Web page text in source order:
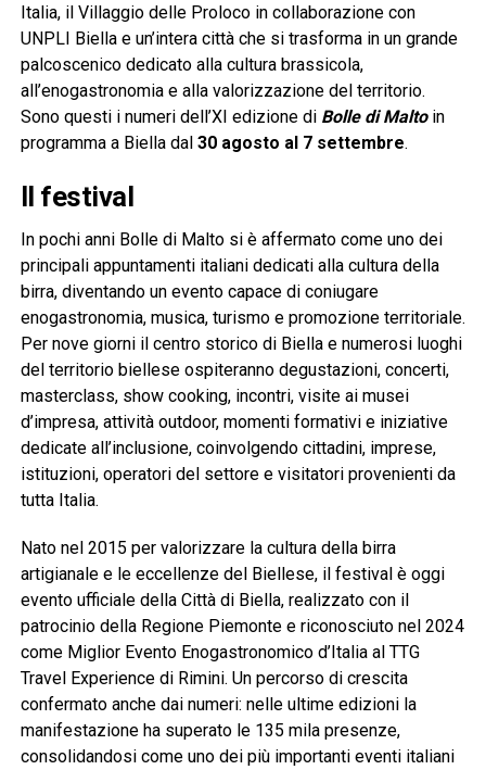
Italia, il Villaggio delle Proloco in collaborazione con
UNPLI Biella e un’intera città che si trasforma in un grande
palcoscenico dedicato alla cultura brassicola,
all’enogastronomia e alla valorizzazione del territorio.
Sono questi i numeri dell’XI edizione di Bolle di Maltoin
programma a Biella dal 30 agosto al 7 settembre.
Il festival
In pochi anni Bolle di Malto si è affermato come uno dei
principali appuntamenti italiani dedicati alla cultura della
birra, diventando un evento capace di coniugare
enogastronomia, musica, turismo e promozione territoriale.
Per nove giorni il centro storico di Biella e numerosi luoghi
del territorio biellese ospiteranno degustazioni, concerti,
masterclass, show cooking, incontri, visite ai musei
d’impresa, attività outdoor, momenti formativi e iniziative
dedicate all’inclusione, coinvolgendo cittadini, imprese,
istituzioni, operatori del settore e visitatori provenienti da
tutta Italia.
Nato nel 2015 per valorizzare la cultura della birra
artigianale e le eccellenze del Biellese, il festival è oggi
evento ufficiale della Città di Biella, realizzato con il
patrocinio della Regione Piemonte e riconosciuto nel 2024
come Miglior Evento Enogastronomico d’Italia al TTG
Travel Experience di Rimini. Un percorso di crescita
confermato anche dai numeri: nelle ultime edizioni la
manifestazione ha superato le 135 mila presenze,
consolidandosi come uno dei più importanti eventi italiani